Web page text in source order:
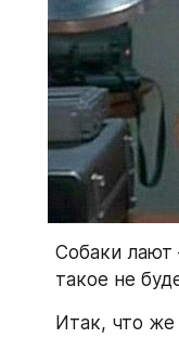
Собаки лают
такое не
Итак, что